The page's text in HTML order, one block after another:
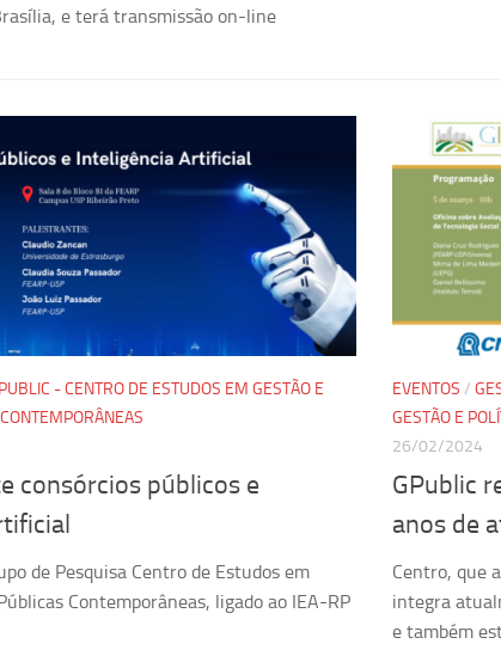
e terá transmissão on-line
- CENTRO DE ESTUDOS EM GESTÃO E
consórcios públicos e
de Pesquisa Centro de Estudos em
Contemporâneas, ligado ao IEA-RP
EVENTOS /
GESTÃO E
26/02/2024
GPublic
anos de
Centro, que
integra
e também